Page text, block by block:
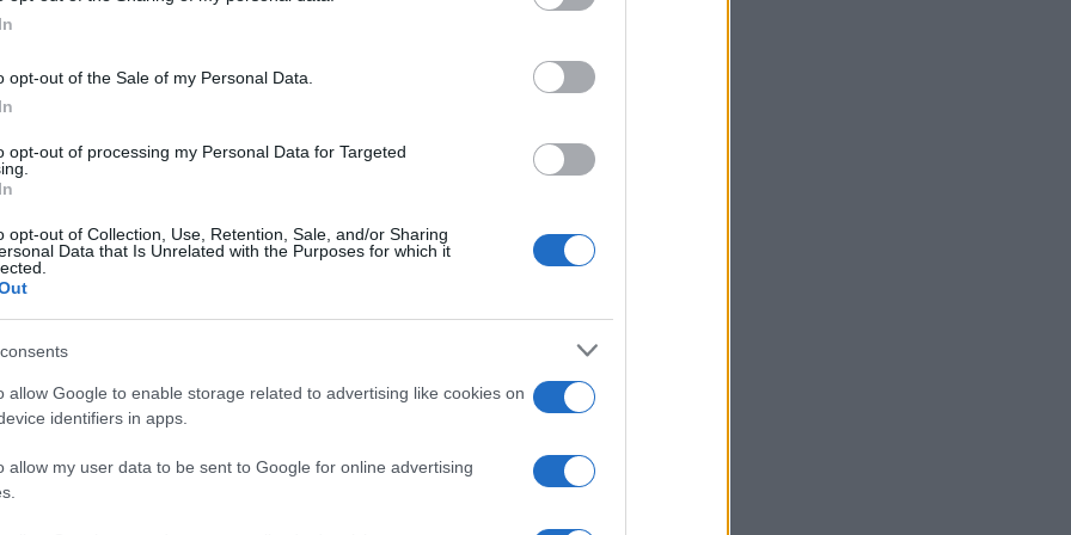
opt-out of the Sale of my Personal Data.
opt-out of processing my Personal Data for Targeted
opt-out of Collection, Use, Retention, Sale, and/or Sharing
Data that Is Unrelated with the Purposes for which it
allow Google to enable storage related to advertising like cookies on
identifiers in apps.
allow my user data to be sent to Google for online advertising
Καραθανάση – «Χρόνια μας πολλά»
από το ταξίδι τους στη Σκωτία